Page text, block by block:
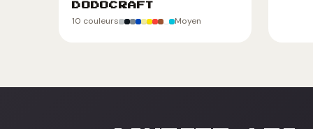
DODOCRAFT
10 couleurs Moyen